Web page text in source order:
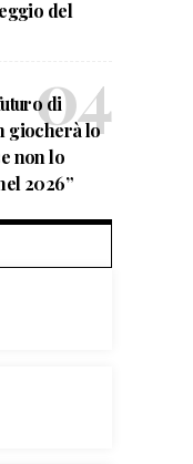
del
di
giocherà lo
non lo
2026”